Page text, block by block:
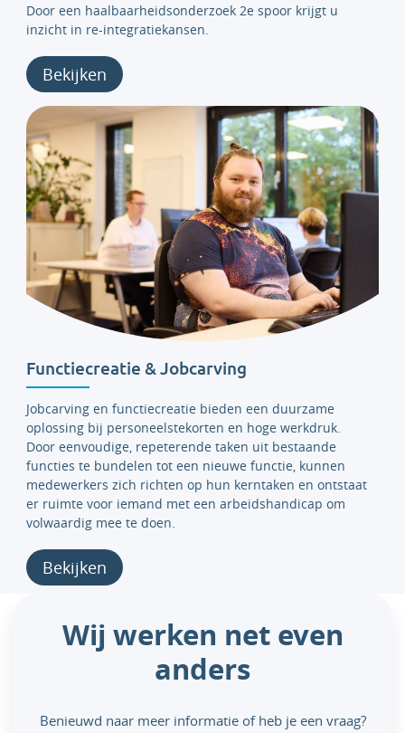
Door een haalbaarheidsonderzoek 2e spoor krijgt u
inzicht in re-integratiekansen.
Bekijken
Functiecreatie & Jobcarving
Jobcarving en functiecreatie bieden een duurzame
oplossing bij personeelstekorten en hoge werkdruk.
Door eenvoudige, repeterende taken uit bestaande
functies te bundelen tot een nieuwe functie, kunnen
medewerkers zich richten op hun kerntaken en ontstaat
er ruimte voor iemand met een arbeidshandicap om
volwaardig mee te doen.
Bekijken
Wij werken net even
anders
Benieuwd naar meer informatie of heb je een vraag?